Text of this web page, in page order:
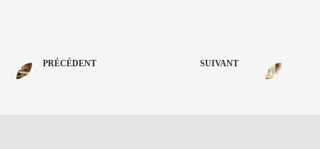
PRÉCÉDENT SUIVANT